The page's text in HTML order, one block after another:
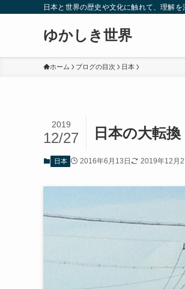
日本と世界の歴史や文化に触れて、理解を
ゆかしき世界
ホーム ブログの目次 日本
日本の大転
2019
12/27
日本 2016年6月13日 2019年12月